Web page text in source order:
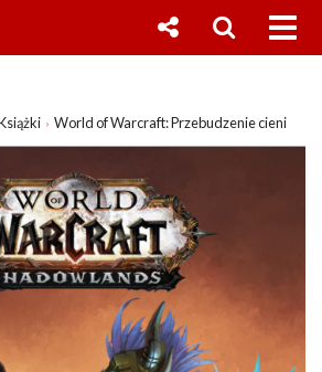
World of Warcraft: Przebudzenie cieni